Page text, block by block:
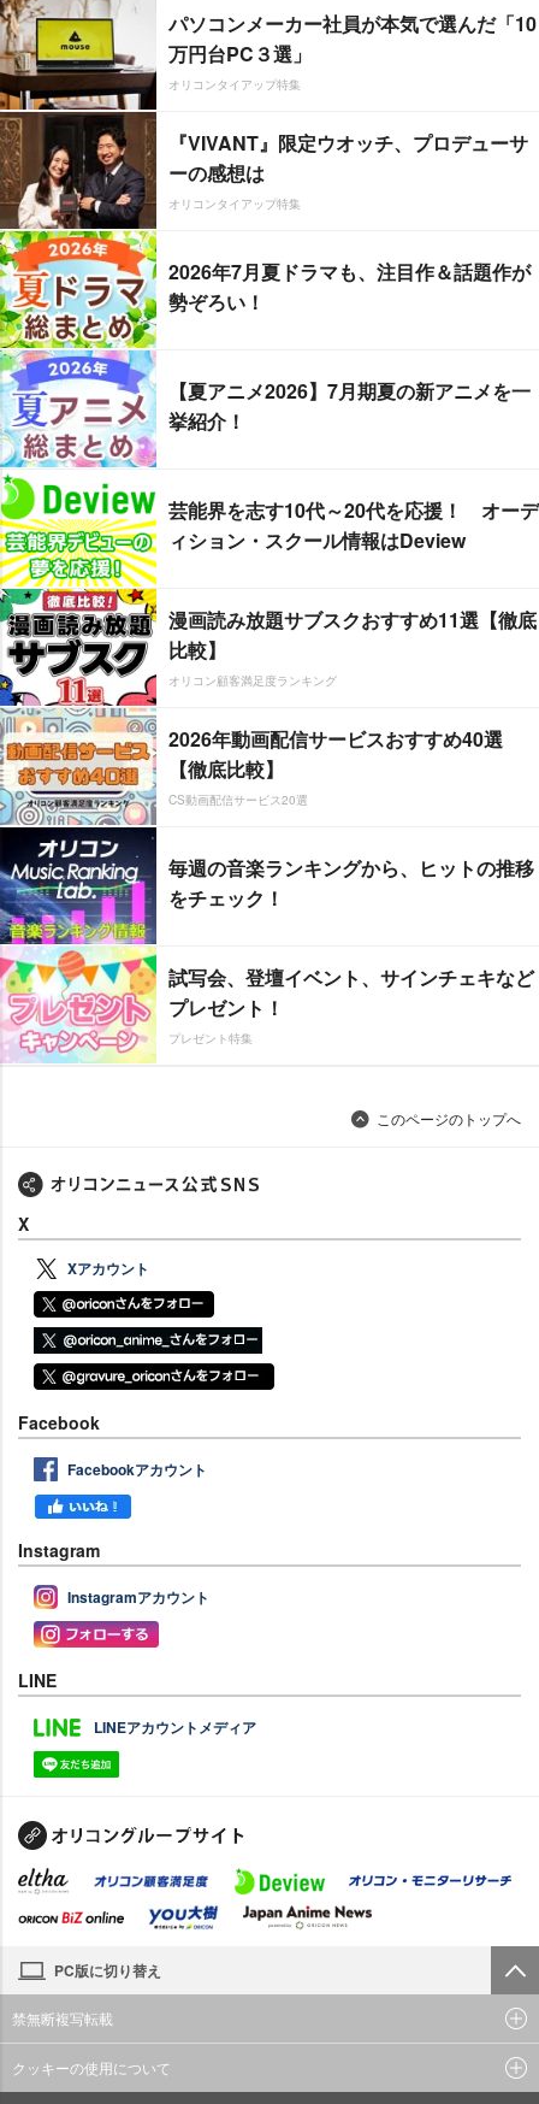
パソコンメーカー社員が本気で選んだ「10
万円台PC３選」
オリコンタイアップ特集
『VIVANT』限定ウオッチ、プロデューサ
ーの感想は
オリコンタイアップ特集
2026年7月夏ドラマも、注目作＆話題作が
勢ぞろい！
【夏アニメ2026】7月期夏の新アニメを一
挙紹介！
芸能界を志す10代～20代を応援！ オーデ
ィション・スクール情報はDeview
漫画読み放題サブスクおすすめ11選【徹底
比較】
オリコン顧客満足度ランキング
2026年動画配信サービスおすすめ40選
【徹底比較】
CS動画配信サービス20選
毎週の音楽ランキングから、ヒットの推移
をチェック！
試写会、登壇イベント、サインチェキなど
プレゼント！
プレゼント特集
このページのトップへ
X
Xアカウント
Facebook
Facebookアカウント
Instagram
Instagramアカウント
LINE
LINEアカウントメディア
PC版に切り替え
禁無断複写転載
クッキーの使用について